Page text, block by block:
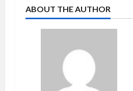
ABOUT THE AUTHOR